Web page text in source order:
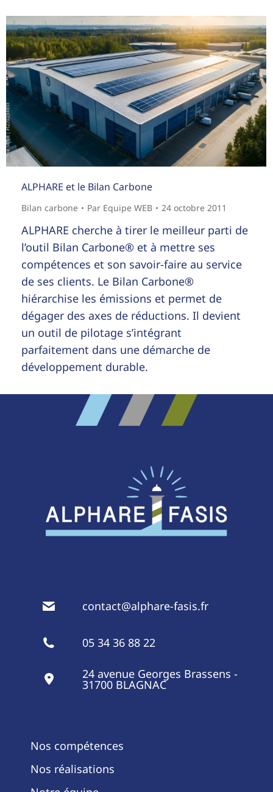
ALPHARE et le Bilan Carbone
Bilan carbone Par Equipe WEB 24 octobre 2011
ALPHARE cherche à tirer le meilleur parti de
l’outil Bilan Carbone® et à mettre ses
compétences et son savoir-faire au service
de ses clients. Le Bilan Carbone®
hiérarchise les émissions et permet de
dégager des axes de réductions. Il devient
un outil de pilotage s’intégrant
parfaitement dans une démarche de
développement durable.
contact@alphare-fasis.fr
05 34 36 88 22
24 avenue Georges Brassens -
31700 BLAGNAC
Nos compétences
Nos réalisations